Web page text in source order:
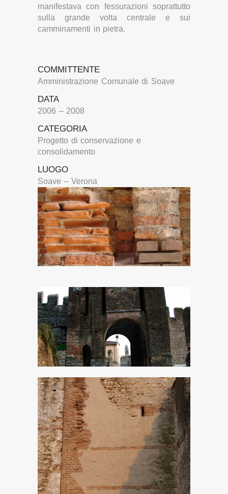
manifestava con fessurazioni soprattutto
sulla grande volta centrale e sui
camminamenti in pietra.
COMMITTENTE
Amministrazione Comunale di Soave
DATA
2006 – 2008
CATEGORIA
Progetto di conservazione e
consolidamento
LUOGO
Soave – Verona